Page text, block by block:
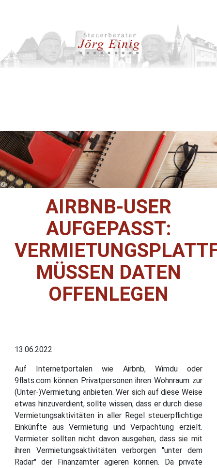
AIRBNB-USER
AUFGEPASST:
MÜSSEN DATEN
OFFENLEGEN
13.06.2022
Auf Internetportalen wie Airbnb, Wimdu oder
9flats.com können Privatpersonen ihren Wohnraum zur
(Unter-)Vermietung anbieten. Wer sich auf diese Weise
etwas hinzuverdient, sollte wissen, dass er durch diese
Vermietungsaktivitäten in aller Regel steuerpflichtige
Einkünfte aus Vermietung und Verpachtung erzielt.
Vermieter sollten nicht davon ausgehen, dass sie mit
ihren Vermietungsaktivitäten verborgen "unter dem
Radar" der Finanzämter agieren können. Da private